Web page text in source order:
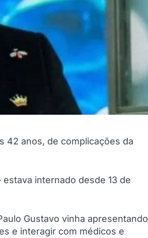
42 anos, de complicações da
internado desde 13 de
Gustavo vinha apresentando
e interagir com médicos e